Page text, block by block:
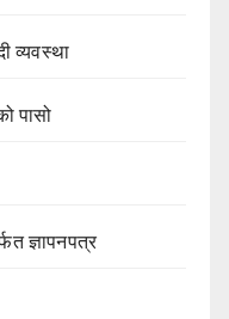
व्यवस्था
पासो
ज्ञापनपत्र